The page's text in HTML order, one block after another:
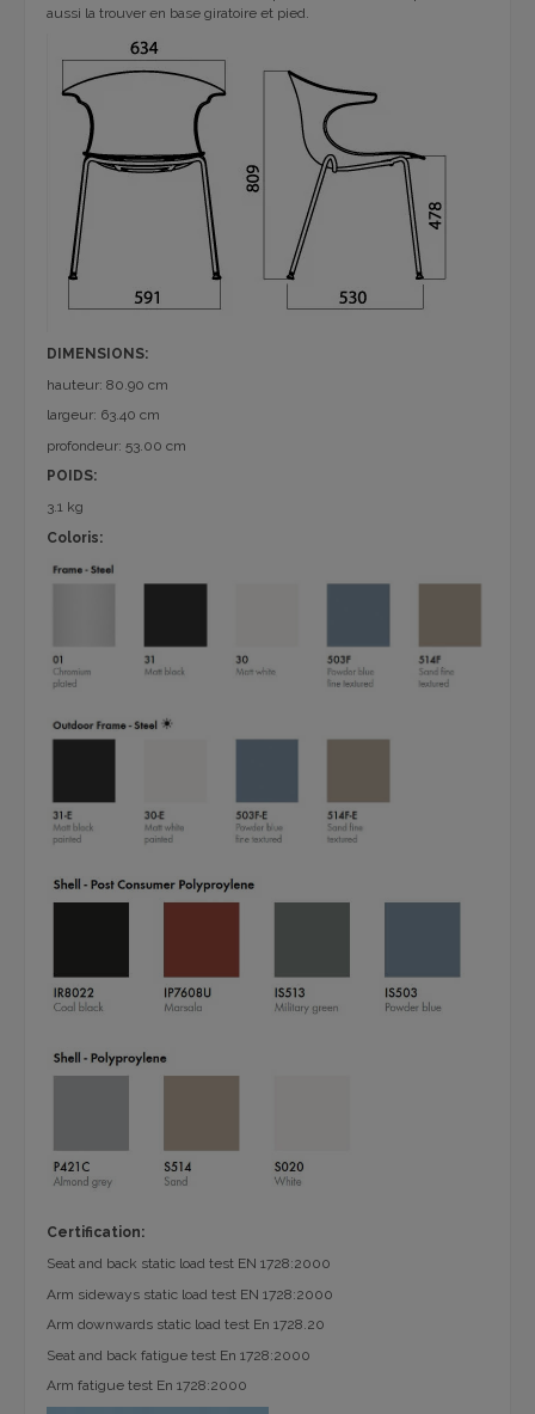
aussi la trouver en base giratoire et pied.
DIMENSIONS:
hauteur: 80.90 cm
largeur: 63.40 cm
profondeur: 53.00 cm
POIDS:
3.1 kg
Coloris:
Certification:
Seat and back static load test EN 1728:2000
Arm sideways static load test EN 1728:2000
Arm downwards static load test En 1728.20
Seat and back fatigue test En 1728:2000
Arm fatigue test En 1728:2000